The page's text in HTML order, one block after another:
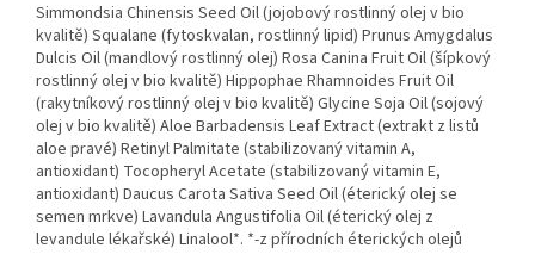
Simmondsia Chinensis Seed Oil (jojobový rostlinný olej v bio
kvalitě) Squalane (fytoskvalan, rostlinný lipid) Prunus Amygdalus
Dulcis Oil (mandlový rostlinný olej) Rosa Canina Fruit Oil (šípkový
rostlinný olej v bio kvalitě) Hippophae Rhamnoides Fruit Oil
(rakytníkový rostlinný olej v bio kvalitě) Glycine Soja Oil (sojový
olej v bio kvalitě) Aloe Barbadensis Leaf Extract (extrakt z listů
aloe pravé) Retinyl Palmitate (stabilizovaný vitamin A,
antioxidant) Tocopheryl Acetate (stabilizovaný vitamin E,
antioxidant) Daucus Carota Sativa Seed Oil (éterický olej se
semen mrkve) Lavandula Angustifolia Oil (éterický olej z
levandule lékařské) Linalool*. *-z přírodních éterických olejů